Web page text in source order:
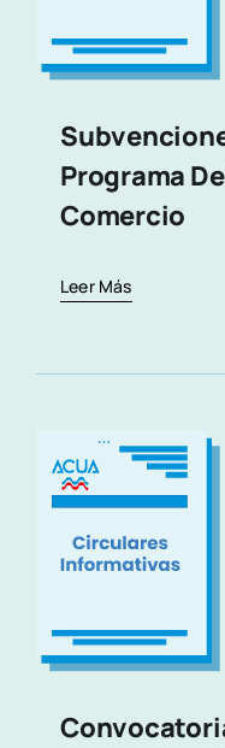
Programa
Comercio
Leer Más